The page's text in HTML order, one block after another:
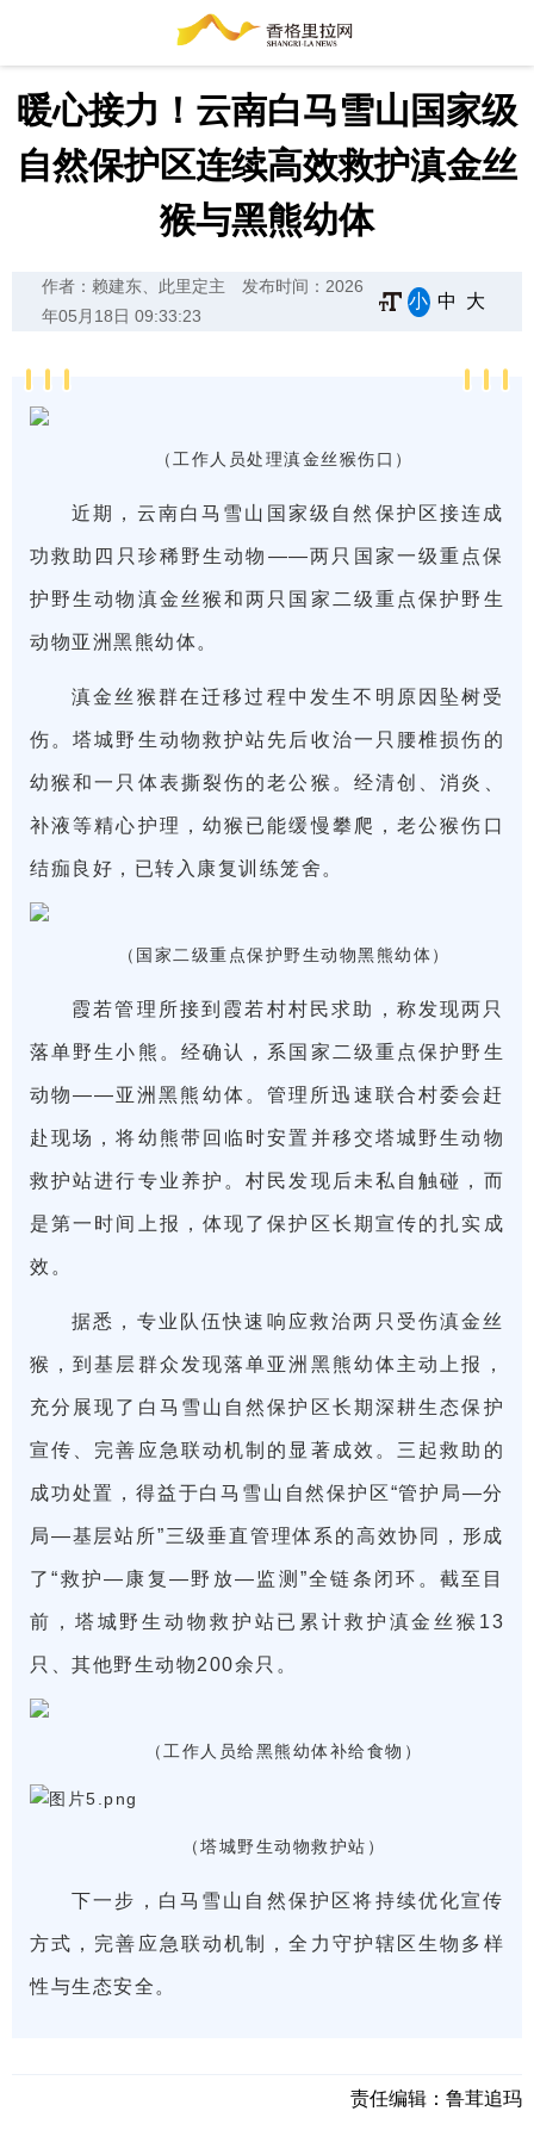
暖心接力！云南白马雪山国家级
自然保护区连续高效救护滇金丝
猴与黑熊幼体
作者：赖建东、此里定主
发布时间：2026
年05月18日 09:33:23
小 中 大
（工作人员处理滇金丝猴伤口）
近期，云南白马雪山国家级自然保护区接连成
功救助四只珍稀野生动物——两只国家一级重点保
护野生动物滇金丝猴和两只国家二级重点保护野生
动物亚洲黑熊幼体。
滇金丝猴群在迁移过程中发生不明原因坠树受
伤。塔城野生动物救护站先后收治一只腰椎损伤的
幼猴和一只体表撕裂伤的老公猴。经清创、消炎、
补液等精心护理，幼猴已能缓慢攀爬，老公猴伤口
结痂良好，已转入康复训练笼舍。
（国家二级重点保护野生动物黑熊幼体）
霞若管理所接到霞若村村民求助，称发现两只
落单野生小熊。经确认，系国家二级重点保护野生
动物——亚洲黑熊幼体。管理所迅速联合村委会赶
赴现场，将幼熊带回临时安置并移交塔城野生动物
救护站进行专业养护。村民发现后未私自触碰，而
是第一时间上报，体现了保护区长期宣传的扎实成
效。
据悉，专业队伍快速响应救治两只受伤滇金丝
猴，到基层群众发现落单亚洲黑熊幼体主动上报，
充分展现了白马雪山自然保护区长期深耕生态保护
宣传、完善应急联动机制的显著成效。 三起救助的
成功处置，得益于白马雪山自然保护区“管护局—分
局—基层站所”三级垂直管理体系的高效协同，形成
了“救护—康复—野放—监测”全链条闭环。截至目
前，塔城野生动物救护站已累计救护滇金丝猴13
只、其他野生动物200余只。
（工作人员给黑熊幼体补给食物）
（塔城野生动物救护站）
下一步，白马雪山自然保护区将持续优化宣传
方式，完善应急联动机制，全力守护辖区生物多样
性与生态安全。
责任编辑： 鲁茸追玛